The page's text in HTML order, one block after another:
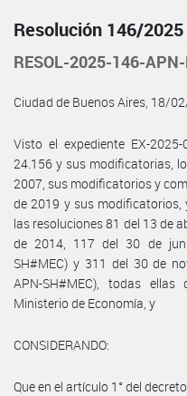
Resolución 146/2025
RESOL-2025-146-
Ciudad de Buenos Aires, 18/
Visto el expediente EX-
24.156 y sus modificatorias,
2007, sus modificatorios y
de 2019 y sus modificatorios,
las resoluciones 81 del 13 de
de 2014, 117 del 30 de
SH#MEC) y 311 del 30 de
APN-SH#MEC), todas
Ministerio de Economía, y
CONSIDERANDO:
Que en el artículo 1° del